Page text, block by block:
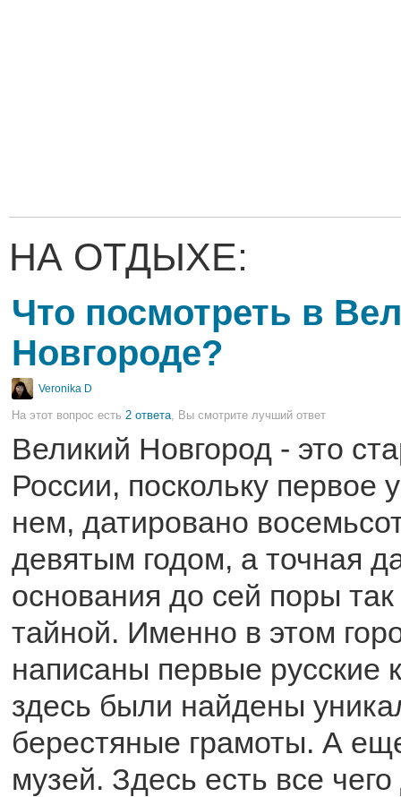
НА ОТДЫХЕ:
Что посмотреть в
Новгороде?
Veronika D
На этот вопрос есть 2 ответа , Вы смотрите лучший ответ
Великий Новгород - это
России, поскольку первое
нем, датировано
девятым годом, а точная
основания до сей поры так
тайной. Именно в этом
написаны первые русские
здесь были найдены
берестяные грамоты. А
музей. Здесь есть все